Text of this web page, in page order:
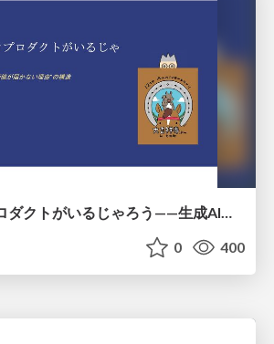
そこに3びきプロダクトがいるじゃろう——生成AI時代における“価値が届かない理由”の構造
0 400